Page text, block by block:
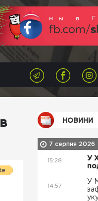
НОВИНИ
7 серпня 2026
15:28
У
14:57
У